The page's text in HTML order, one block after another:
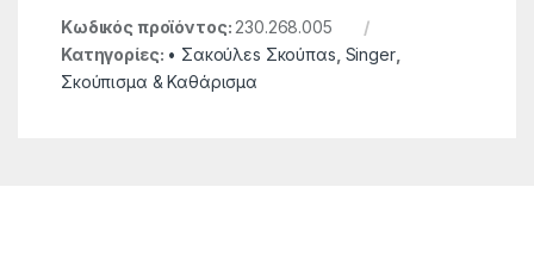
Κωδικός προϊόντος: 230.268.005
Κατηγορίες: • Σακούλεs Σκούπαs Singer,
Σκούπισμα & Καθάρισμα